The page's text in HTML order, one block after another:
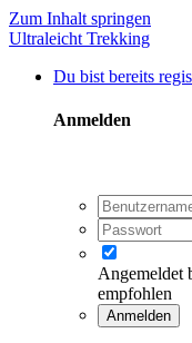
Zum Inhalt springen
Ultraleicht Trekking
Du bist bereits
Anmelden
Angemeldet
empfohlen
Anmelden